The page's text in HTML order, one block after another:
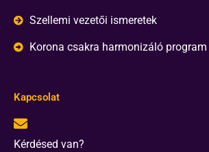
Szellemi vezetői ismeretek
Korona csakra harmonizáló program
Kapcsolat
Kérdésed van?